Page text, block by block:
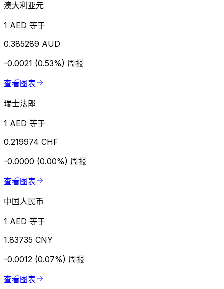
澳大利亚元
1 AED 等于
0.385289 AUD
-0.0021 (0.53%) 周报
查看图表
瑞士法郎
1 AED 等于
0.219974 CHF
-0.0000 (0.00%) 周报
查看图表
中国人民币
1 AED 等于
1.83735 CNY
-0.0012 (0.07%) 周报
查看图表